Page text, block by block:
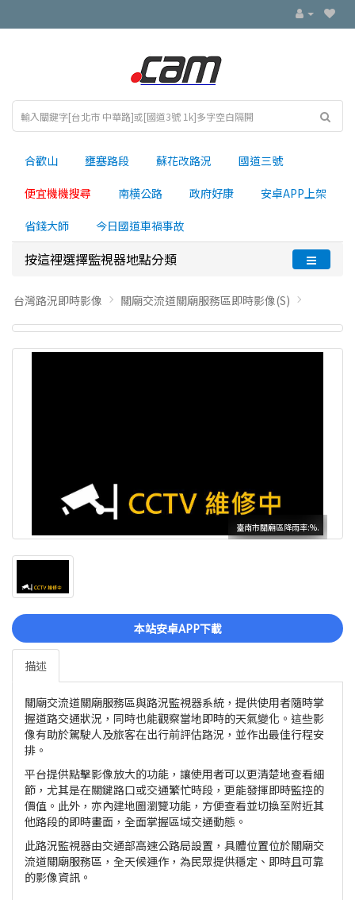
合歡山 壅塞路段 蘇花改路況 國道三號
便宜機機搜尋 南横公路 政府好康 安卓APP上架
省錢大師 今日國道車禍事故
按這裡選擇監視器地點分類
台灣路況即時影像 關廟交流道關廟服務區即時影像(S)
臺南市關廟區降雨率:%.
本站安卓APP下載
描述
關廟交流道關廟服務區與路況監視器系統，提供使用者隨時掌
握道路交通狀況，同時也能觀察當地即時的天氣變化。這些影
像有助於駕駛人及旅客在出行前評估路況，並作出最佳行程安
排。
平台提供點擊影像放大的功能，讓使用者可以更清楚地查看細
節，尤其是在關鍵路口或交通繁忙時段，更能發揮即時監控的
價值。此外，亦內建地圖瀏覽功能，方便查看並切換至附近其
他路段的即時畫面，全面掌握區域交通動態。
此路況監視器由交通部高速公路局設置，具體位置位於關廟交
流道關廟服務區，全天候運作，為民眾提供穩定、即時且可靠
的影像資訊。